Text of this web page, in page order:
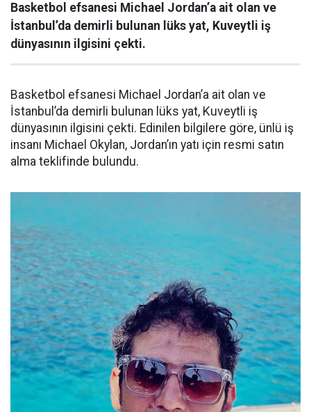
Basketbol efsanesi Michael Jordan’a ait olan ve
İstanbul’da demirli bulunan lüks yat, Kuveytli iş
dünyasının ilgisini çekti.
Basketbol efsanesi Michael Jordan’a ait olan ve
İstanbul’da demirli bulunan lüks yat, Kuveytli iş
dünyasının ilgisini çekti. Edinilen bilgilere göre, ünlü iş
insanı Michael Okylan, Jordan’ın yatı için resmi satın
alma teklifinde bulundu.